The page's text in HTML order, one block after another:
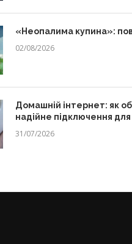
«Неопалима купина»:
02/08/2026
Домашній інтернет: як
надійне підключення
31/07/2026